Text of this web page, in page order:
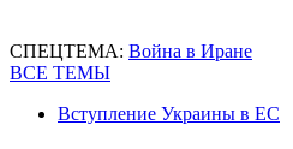
СПЕЦТЕМА: Война в Иране
ВСЕ ТЕМЫ
Вступление Украины в ЕС